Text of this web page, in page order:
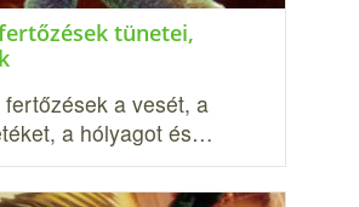
tünetei,
a vesét, a
a hólyagot és…